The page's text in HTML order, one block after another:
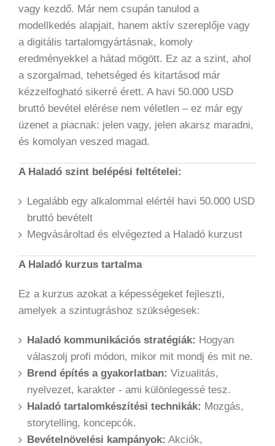
vagy kezdő. Már nem csupán tanulod a
modellkedés alapjait, hanem aktív szereplője vagy
a digitális tartalomgyártásnak, komoly
eredményekkel a hátad mögött. Ez az a szint, ahol
a szorgalmad, tehetséged és kitartásod már
kézzelfogható sikerré érett. A havi 50.000 USD
bruttó bevétel elérése nem véletlen – ez már egy
üzenet a piacnak: jelen vagy, jelen akarsz maradni,
és komolyan veszed magad.
A Haladó szint belépési feltételei:
Legalább egy alkalommal elértél havi 50.000 USD
bruttó bevételt
Megvásároltad és elvégezted a Haladó kurzust
A Haladó kurzus tartalma
Ez a kurzus azokat a képességeket fejleszti,
amelyek a szintugráshoz szükségesek:
Haladó kommunikációs stratégiák: Hogyan
válaszolj profi módon, mikor mit mondj és mit ne.
Brend építés a gyakorlatban: Vizualitás,
nyelvezet, karakter - ami különlegessé tesz.
Haladó tartalomkészítési technikák: Mozgás,
storytelling, koncepcók.
Bevételnövelési kampányok: Akciók,